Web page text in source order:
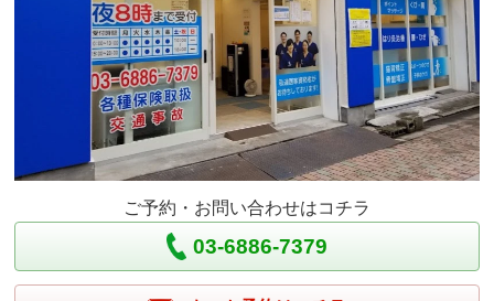
ご予約・お問い合わせはコチラ
03-6886-7379